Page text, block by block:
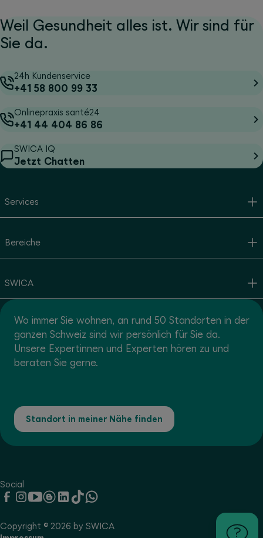
Weil Gesundheit alles ist. Wir sind für
Sie da.
24h Kundenservice
+41 58 800 99 33
Onlinepraxis santé24
+41 44 404 86 86
SWICA IQ
Jetzt Chatten
Services
Bereiche
SWICA
Wo immer Sie wohnen, an rund 50 Standorten in der
ganzen Schweiz sind wir persönlich für Sie da.
Unsere Expertinnen und Experten hören zu und
beraten Sie gerne.
Standort in meiner Nähe finden
Social
Copyright © 2026 by SWICA